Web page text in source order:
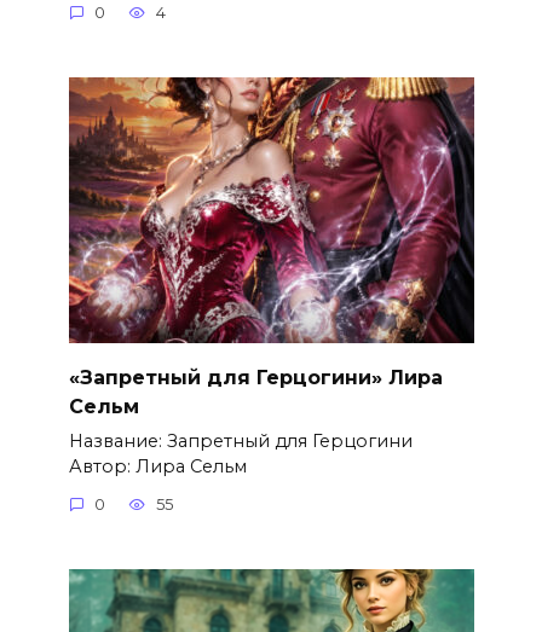
0 4
«Запретный для Герцогини» Лира
Сельм
Название: Запретный для Герцогини
Автор: Лира Сельм
0 55